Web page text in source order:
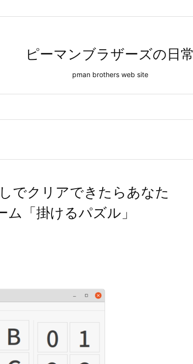
ピーマンブラザーズの日常
pman brothers web site
でクリアできたらあなた
「掛けるパズル」